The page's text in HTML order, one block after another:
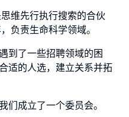
维先行执行搜索的合伙
负责生命科学领域。
到了一些招聘领域的困
适的人选，建立关系并拓
们成立了一个委员会。